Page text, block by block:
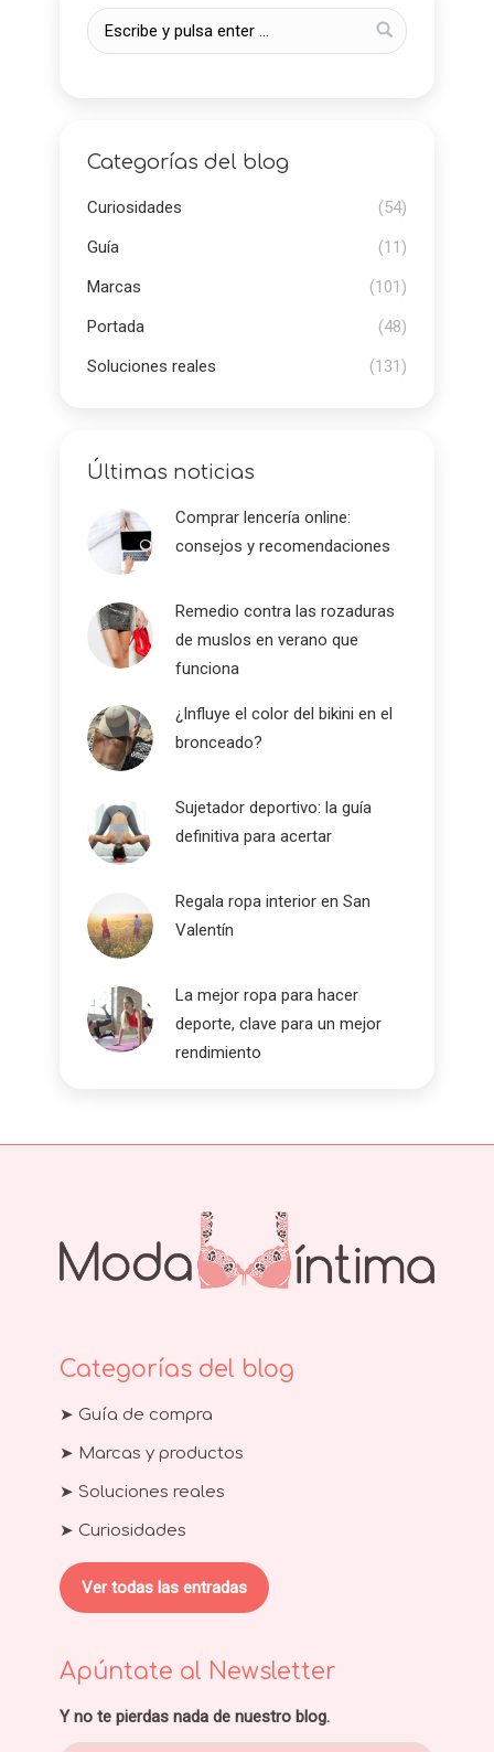
Categorías del blog
Curiosidades
(54)
Guía
(11)
Marcas
(101)
Portada
(48)
Soluciones reales
(131)
Últimas noticias
Comprar lencería online:
consejos y recomendaciones
Remedio contra las rozaduras
de muslos en verano que
funciona
¿Influye el color del bikini en el
bronceado?
Sujetador deportivo: la guía
definitiva para acertar
Regala ropa interior en San
Valentín
La mejor ropa para hacer
deporte, clave para un mejor
rendimiento
Categorías del blog
➤ Guía de compra
➤ Marcas y productos
➤ Soluciones reales
➤ Curiosidades
Ver todas las entradas
Apúntate al Newsletter
Y no te pierdas nada de nuestro blog.